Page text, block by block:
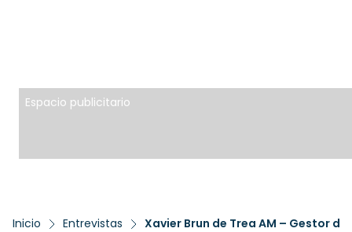
Espacio publicitario
Inicio Entrevistas Xavier Brun de Trea AM – Gestor